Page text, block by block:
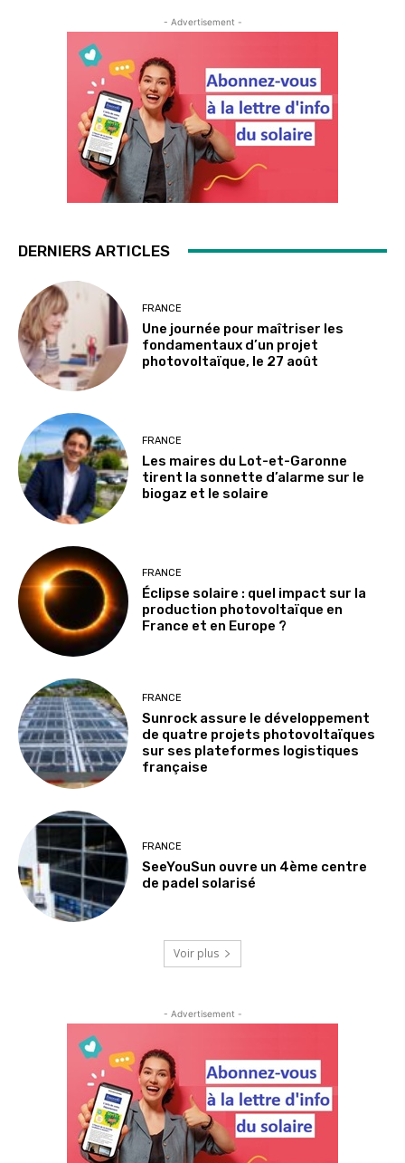
- Advertisement -
DERNIERS ARTICLES
FRANCE
Une journée pour maîtriser les
fondamentaux d’un projet
photovoltaïque, le 27 août
FRANCE
Les maires du Lot-et-Garonne
tirent la sonnette d’alarme sur le
biogaz et le solaire
FRANCE
Éclipse solaire : quel impact sur la
production photovoltaïque en
France et en Europe ?
FRANCE
Sunrock assure le développement
de quatre projets photovoltaïques
sur ses plateformes logistiques
française
FRANCE
SeeYouSun ouvre un 4ème centre
de padel solarisé
Voir plus
- Advertisement -